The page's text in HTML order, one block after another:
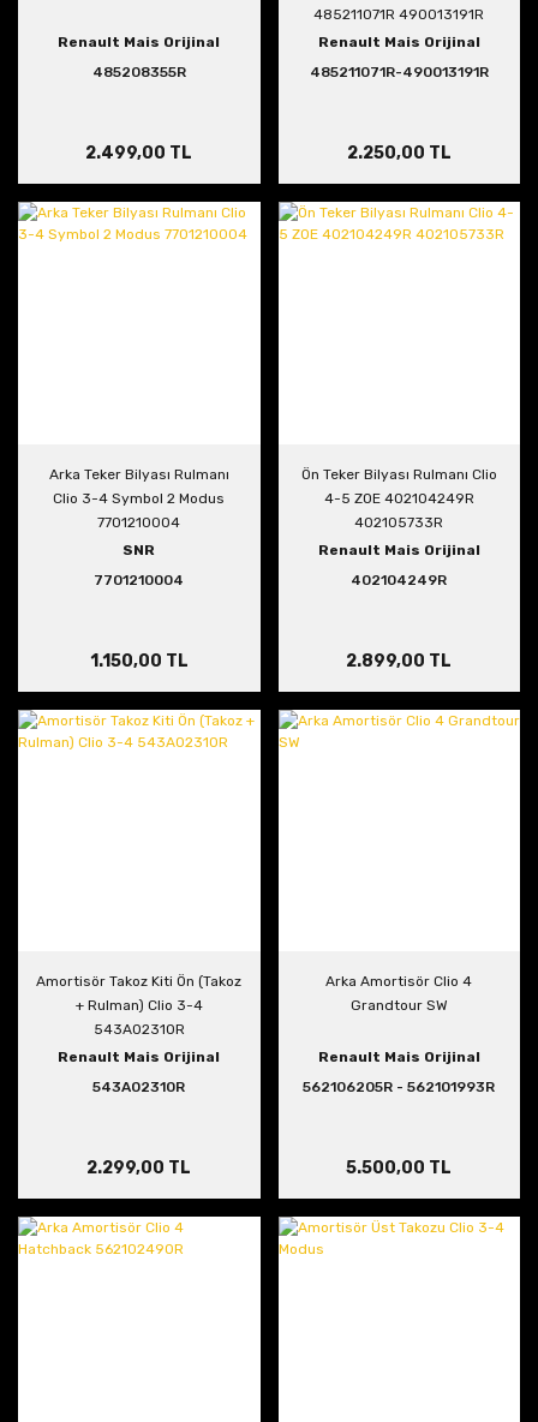
Renault Mais Orijinal
485208355R
2.499,00 TL
485211071R 490013191R
Renault Mais Orijinal
485211071R-490013191R
2.250,00 TL
Arka Teker Bilyası Rulmanı
Clio 3-4 Symbol 2 Modus
7701210004
SNR
7701210004
1.150,00 TL
Ön Teker Bilyası Rulmanı Clio
4-5 ZOE 402104249R
402105733R
Renault Mais Orijinal
402104249R
2.899,00 TL
Amortisör Takoz Kiti Ön (Takoz
+ Rulman) Clio 3-4
543A02310R
Renault Mais Orijinal
543A02310R
2.299,00 TL
Arka Amortisör Clio 4
Grandtour SW
Renault Mais Orijinal
562106205R - 562101993R
5.500,00 TL